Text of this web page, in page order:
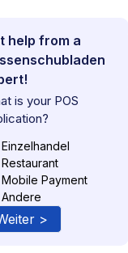
help from a
is your POS
Einzelhandel
Restaurant
Mobile Payment
Andere
>